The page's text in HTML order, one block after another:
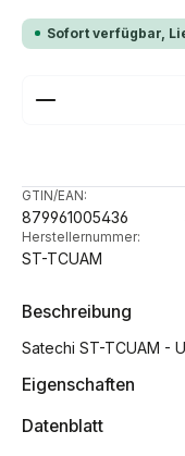
Sofort verfügbar,
Produkt
GTIN/EAN:
879961005436
Herstellernummer:
ST-TCUAM
Beschreibung
Satechi ST-TCUAM -
Eigenschaften
Datenblatt